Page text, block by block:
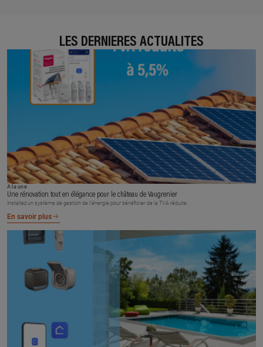
LES DERNIÈRES ACTUALITÉS
À la une
Une rénovation tout en élégance pour le château de Vaugrenier
Installez un système de gestion de l’énergie pour bénéficier de la TVA réduite.
En savoir plus